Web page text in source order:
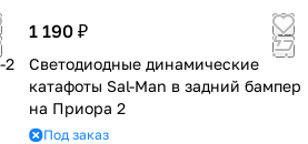
2
1 190 ₽
Светодиодные динамические
катафоты Sal-Man в задний бампер
на Приора 2
Под заказ